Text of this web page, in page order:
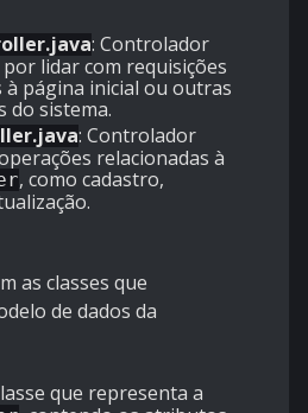
: Controlador
lidar com requisições
à página inicial ou outras
do sistema.
: Controlador
relacionadas à
, como cadastro,
as classes que
de dados da
que representa a